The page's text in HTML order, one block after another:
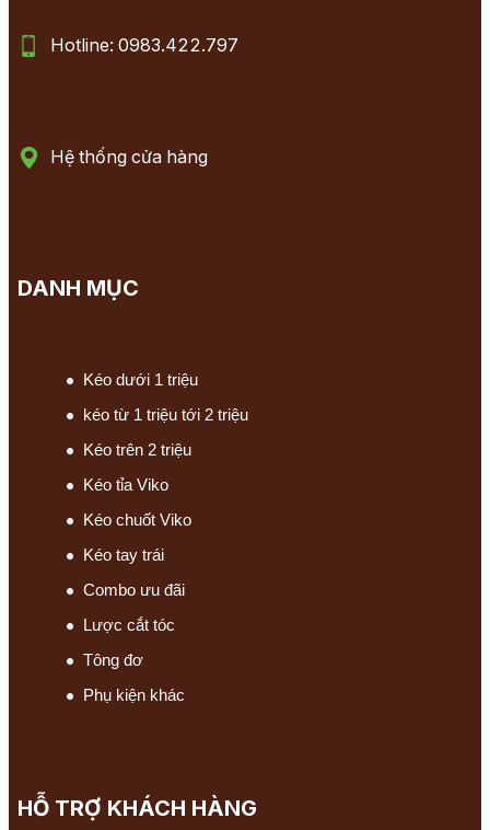
Hotline: 0983.422.797
Hệ thống cửa hàng
DANH MỤC
Kéo dưới 1 triệu
kéo từ 1 triệu tới 2 triệu
Kéo trên 2 triệu
Kéo tỉa Viko
Kéo chuốt Viko
Kéo tay trái
Combo ưu đãi
Lược cắt tóc
Tông đơ
Phụ kiện khác
HỖ TRỢ KHÁCH HÀNG